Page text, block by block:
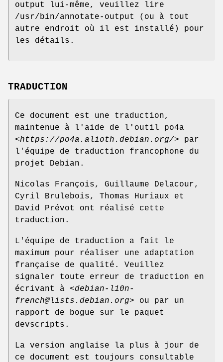
output lui-même, veuillez lire
/usr/bin/annotate-output (ou à tout
autre endroit où il est installé) pour
les détails.
TRADUCTION
Ce document est une traduction,
maintenue à l'aide de l'outil po4a
<https://po4a.alioth.debian.org/> par
l'équipe de traduction francophone du
projet Debian.
Nicolas François, Guillaume Delacour,
Cyril Brulebois, Thomas Huriaux et
David Prévot ont réalisé cette
traduction.
L'équipe de traduction a fait le
maximum pour réaliser une adaptation
française de qualité. Veuillez
signaler toute erreur de traduction en
écrivant à <debian-l10n-
french@lists.debian.org> ou par un
rapport de bogue sur le paquet
devscripts.
La version anglaise la plus à jour de
ce document est toujours consultable